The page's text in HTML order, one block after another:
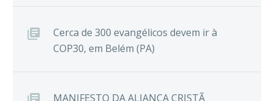
Cerca de 300 evangélicos devem ir à
COP30, em Belém (PA)
MANIFESTO DA ALIANÇA CRISTÃ